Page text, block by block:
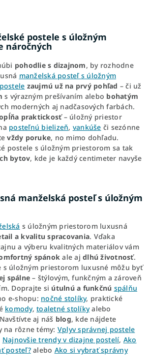
postele s úložným
náročných
pohodlie s dizajnom, by rozhodne
manželská posteľ s úložným
postele zaujmú už na prvý pohľad – či už
s výrazným prešívaním alebo bohatým
moderných aj nadčasových farbách.
praktickosť– úložný priestor
posteľnú bielizeň, vankúše či sezónne
vždy poruke, no mimo dohľadu.
postele s úložným priestorom sa tak
bytov, kde je každý centimeter navyše
manželská posteľ s úložným
s úložným priestorom luxusná
a kvalitu spracovania. Vďaka
a výberu kvalitných materiálov vám
spánok ale aj dlhú životnosť.
s úložným priestorom luxusné môžu byť
spálne – štýlovým, funkčným a zároveň
Doprajte si útulnú a funkčnú spálňu
e-shopu: nočné stolíky, praktické
komody, toaletné stolíkyalebo
aj náš blog, kde nájdete
na rôzne témy: Vplyv správnej postele
Najnovšie trendy v dizajne postelí, Ako
posteľ?alebo Ako si vybrať správny